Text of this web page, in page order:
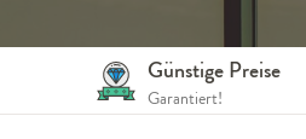
Günstige Preise
Garantiert!